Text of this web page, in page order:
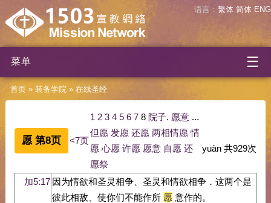
语言： 繁体 简体 ENG
菜单 ☰
首页» 装备学院 » 在线圣经
愿 第8页 <7页
1 2 3 4 5 6 7 8 院子. 愿意...
但愿 发愿 还愿 两相情愿 情
愿 心愿 许愿 愿意 自愿 还
愿祭
yuàn 共929次
加5:17 因为情欲和圣灵相争、圣灵和情欲相争．这两个是
彼此相敌、使你们不能作所 愿意作的。